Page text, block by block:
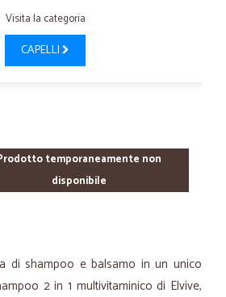
Visita la categoria
CAPELLI
temporaneamente non
disponibile
di shampoo e balsamo in un unico
2 in 1 multivitaminico di Elvive,